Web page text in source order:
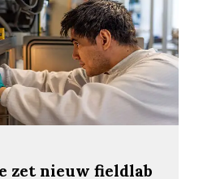
zet nieuw fieldlab